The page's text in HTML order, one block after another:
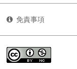
免責事項